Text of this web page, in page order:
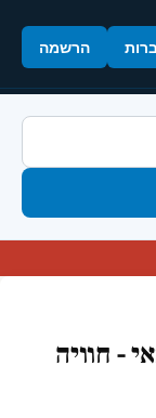
הרשמה
- חוויה